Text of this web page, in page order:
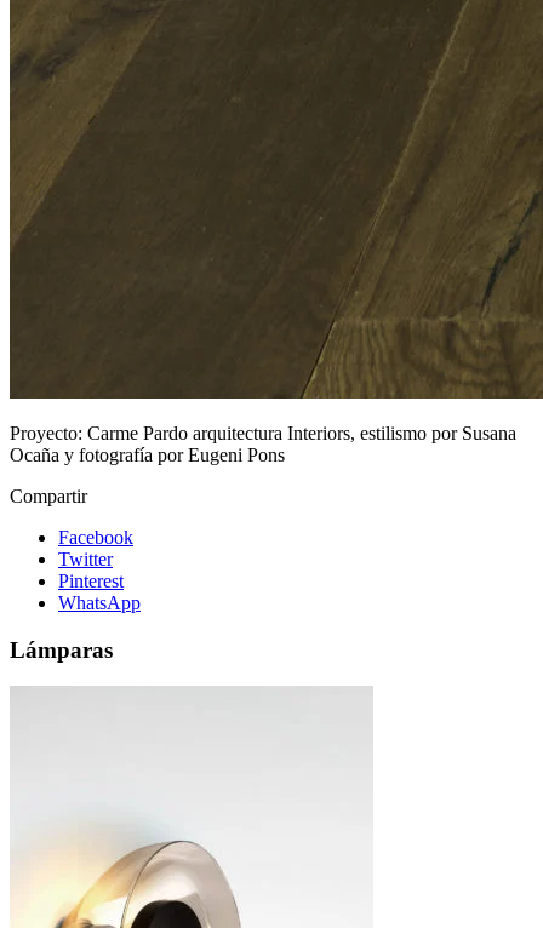
Proyecto: Carme Pardo arquitectura Interiors, estilismo por Susana
Ocaña y fotografía por Eugeni Pons
Compartir
Facebook
Twitter
Pinterest
WhatsApp
Lámparas